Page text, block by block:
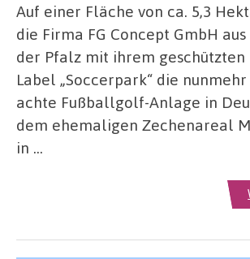
Auf einer Fläche von ca. 5,3
die Firma FG Concept GmbH
der Pfalz mit ihrem geschützten
Label „Soccerpark“ die nunmehr
achte Fußballgolf-Anlage in
dem ehemaligen Zechenareal
in …